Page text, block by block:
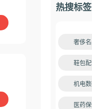
热搜标签
奢侈
鞋包
机电
医药